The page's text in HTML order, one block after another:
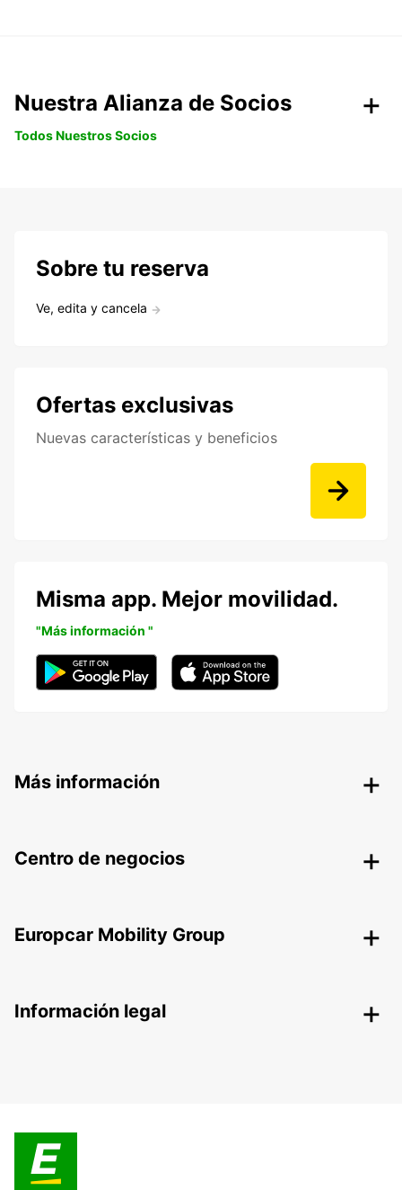
Nuestra Alianza de Socios
Todos Nuestros Socios
Sobre tu reserva
Ve, edita y cancela
Ofertas exclusivas
Nuevas características y beneficios
Misma app. Mejor movilidad.
"Más información "
Más información
Centro de negocios
Europcar Mobility Group
Información legal